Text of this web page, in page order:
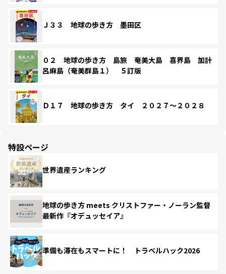
Ｊ３３ 地球の歩き方 墨田区
０２ 地球の歩き方 島旅 奄美大島 喜界島 加計
呂麻島（奄美群島１） ５訂版
Ｄ１７ 地球の歩き方 タイ ２０２７～２０２８
特設ページ
世界遺産ランキング
地球の歩き方 meets クリストファー・ノーラン監督
最新作『オデュッセイア』
準備も滞在もスマートに！ トラベルハック2026